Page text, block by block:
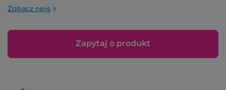
Zobacz opis
Zapytaj o produkt